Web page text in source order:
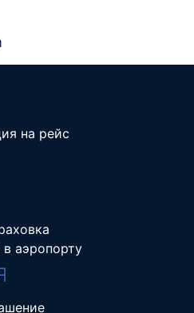
на рейс
аэропорту